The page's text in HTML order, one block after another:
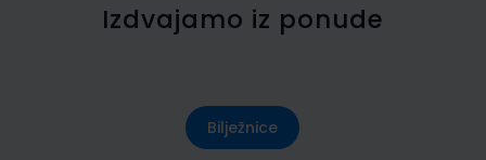
Izdvajamo iz ponude
Bilježnice